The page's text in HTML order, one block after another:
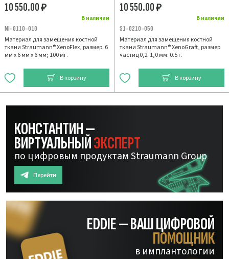
В наличии
10 550.00₽
NI-0110-010
Материал для замещения костной
ткани Straumann® XenoFlex, размер: 6
мм х 6 мм х 6 мм; 100 мг.
В корзину
В наличии
10 550.00₽
S1-0210-050
Материал для замещения костной
ткани Straumann® XenoGraft, размер
частиц 0,2-1,0 мм: 0.5 г.
В корзину
КОНСТАНТИН —
ВИРТУАЛЬНЫЙЭКСПЕРТ
по цифровым продуктам Straumann Group
Перейти
EDDIE — ВАШ ЦИФРОВОЙ
ПОМОЩНИК
в имплантологии